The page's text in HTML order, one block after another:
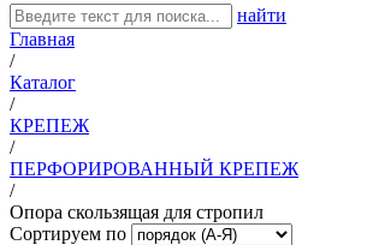
найти
Главная
/
Каталог
/
КРЕПЕЖ
/
ПЕРФОРИРОВАННЫЙ КРЕПЕЖ
/
Опора скользящая для стропил
Сортируем по